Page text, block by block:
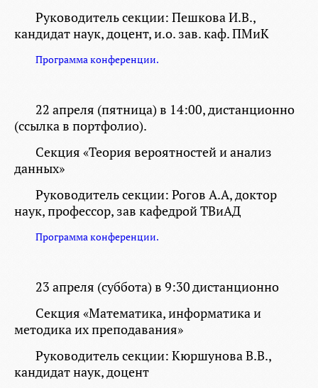
Руководитель секции: Пешкова И.В.,
кандидат наук, доцент, и.о. зав. каф. ПМиК
Программа конференции.
22 апреля (пятница) в 14:00,дистанционно
(ссылка в портфолио).
Секция«Теория вероятностей и анализ
данных»
Руководитель секции: Рогов А.А, доктор
наук, профессор, зав кафедрой ТВиАД
Программа конференции.
23 апреля (суббота) в9:30дистанционно
Секция«Математика, информатика и
методика их преподавания»
Руководитель секции: Кюршунова В.В.,
кандидат наук, доцент